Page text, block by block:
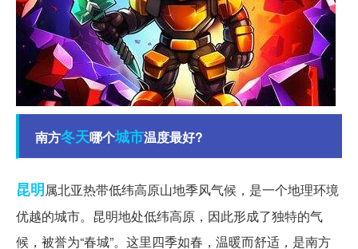
南方冬天哪个城市温度最好?
昆明属北亚热带低纬高原山地季风气候，是一个地理环境
优越的城市。昆明地处低纬高原，因此形成了独特的气
候，被誉为“春城”。这里四季如春，温暖而舒适，是南方